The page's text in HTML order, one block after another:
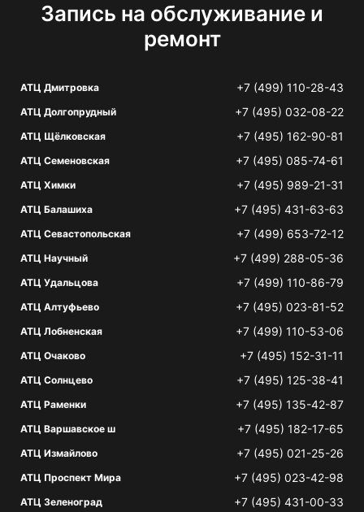
Запись на обслуживание и
ремонт
АТЦ Дмитровка +7 (499) 110-28-43
АТЦ Долгопрудный +7 (495) 032-08-22
АТЦ Щёлковская +7 (495) 162-90-81
АТЦ Семеновская +7 (495) 085-74-61
АТЦ Химки +7 (495) 989-21-31
АТЦ Балашиха +7 (495) 431-63-63
АТЦ Севастопольская +7 (499) 653-72-12
АТЦ Научный +7 (499) 288-05-36
АТЦ Удальцова +7 (499) 110-86-79
АТЦ Алтуфьево +7 (495) 023-81-52
АТЦ Лобненская +7 (499) 110-53-06
АТЦ Очаково +7 (495) 152-31-11
АТЦ Солнцево +7 (495) 125-38-41
АТЦ Раменки +7 (495) 135-42-87
АТЦ Варшавское ш +7 (495) 182-17-65
АТЦ Измайлово +7 (495) 021-25-26
АТЦ Проспект Мира +7 (495) 023-42-98
АТЦ Зеленоград +7 (495) 431-00-33